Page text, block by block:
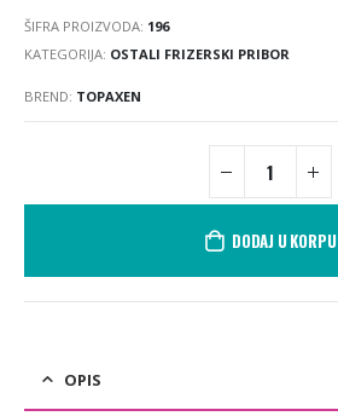
ŠIFRA PROIZVODA: 196
KATEGORIJA: OSTALI FRIZERSKI PRIBOR
BREND: TOPAXEN
DODAJ U KORPU
OPIS